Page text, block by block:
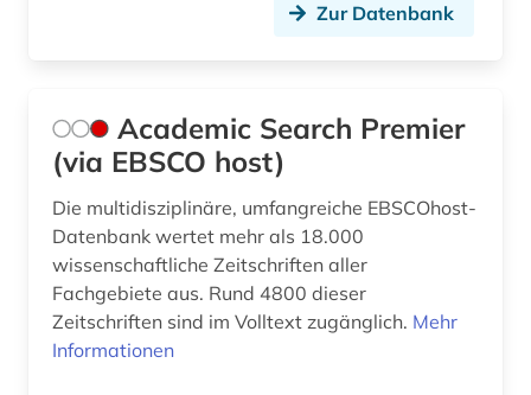
brandenburg (3)
briefsammlung (1)
british academy (1)
brüssel (1)
bulgarien (1)
Zur Datenbank
Academic Search Premier
(via EBSCO host)
Die multidisziplinäre, umfangreiche EBSCOhost-
Datenbank wertet mehr als 18.000
wissenschaftliche Zeitschriften aller
Fachgebiete aus. Rund 4800 dieser
Zeitschriften sind im Volltext zugänglich. Mehr
Informationen